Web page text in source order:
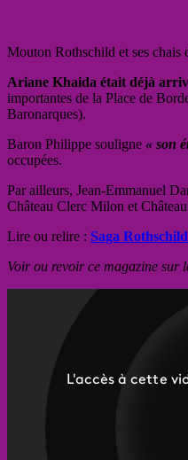
Mouton Rothschild et ses chais
Ariane Khaida était déjà
importantes de la Place de
Baronarques).
Baron Philippe souligne « son
occupées.
Par ailleurs, Jean-Emmanuel
Château Clerc Milon et
Lire ou relire : Saga
Voir ou revoir ce magazine sur